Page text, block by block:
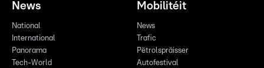
News
National
International
Panorama
Tech-World
Mobilitéit
News
Trafic
Pëtrolspräisser
Autofestival